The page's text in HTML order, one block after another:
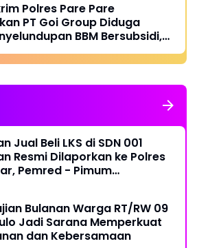
Polres Pare Pare
PT Goi Group Diduga
BBM Bersubsidi,
Diamankan di Polres Pare
Jual Beli LKS di SDN 001
Resmi Dilaporkan ke Polres
Pemred - Pimum
Bulanan Warga RT/RW 09
Jadi Sarana Memperkuat
dan Kebersamaan